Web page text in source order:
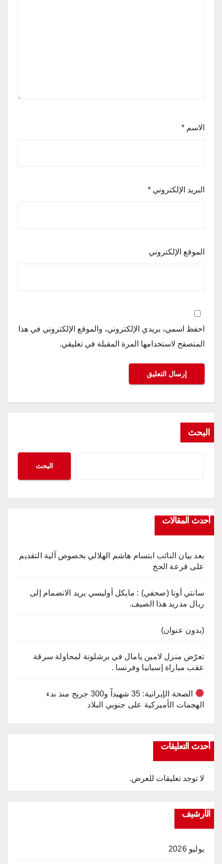
الاسم *
البريد الإلكتروني *
الموقع الإلكتروني
احفظ اسمي، بريدي الإلكتروني، والموقع الإلكتروني في هذا
المتصفح لاستخدامها المرة المقبلة في تعليقي.
البحث
البحث
أحدث المقالات
بعد بيان النائب ابتسام هاشم الهلالي بخصوص آلية التقديم
على قرعة الحج
سانتي أونا (صحفي) : مايكل أوليسي يريد الانضمام إلى
ريال مدريد هذا الصيف.
(بدون عنوان)
تعرّض منزل لامين يامال في برشلونة لمحاولة سرقة
عقب مباراة إسبانيا وفرنسا .
الصحة الإيرانية: 35 شهيداً و300 جريح منذ بدء
الهجمات الأميركية على جنوبي البلاد
أحدث التعليقات
لا توجد تعليقات للعرض.
الأرشيف
يوليو 2026